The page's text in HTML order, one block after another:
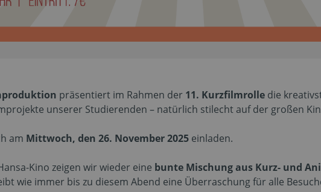
präsentiert im Rahmen der 11. Kurzfilmrolle die
unserer Studierenden – natürlich stilecht auf der großen
am Mittwoch, den 26. November 2025 einladen.
Kino zeigen wir wieder eine bunte Mischung aus Kurz- und
wie immer bis zu diesem Abend eine Überraschung für alle